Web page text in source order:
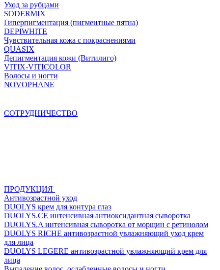
Уход за рубцами
SODERMIX
Гиперпигментация (пигментные пятна)
DEPIWHITE
Чувствительная кожа с покраснениями
QUASIX
Депигментация кожи (Витилиго)
VITIX-VITICOLOR
Волосы и ногти
NOVOPHANE
СОТРУДНИЧЕСТВО
ПРОДУКЦИЯ
Антивозрастной уход
DUOLYS крем для контура глаз
DUOLYS.CE интенсивная антиоксидантная сыворотка
DUOLYS.A интенсивная сыворотка от морщин с ретинолом
DUOLYS RICHE антивозрастной увлажняющий уход крем
для лица
DUOLYS LEGERE антивозрастной увлажняющий крем для
лица